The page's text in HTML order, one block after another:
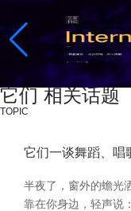
它们 相关话题
TOPIC
它们一谈舞蹈、唱
半夜了，窗外的蟾光
靠在你身边，轻声说